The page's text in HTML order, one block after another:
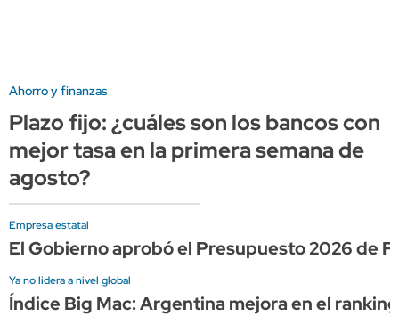
Ahorro y finanzas
Plazo fijo: ¿cuáles son los bancos con
mejor tasa en la primera semana de
agosto?
Empresa estatal
El Gobierno aprobó el Presupuesto 2026 de
Ya no lidera a nivel global
Índice Big Mac: Argentina mejora en el